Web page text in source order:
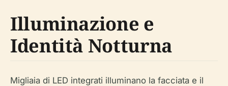
Illuminazione e
Identità Notturna
Migliaia di LED integrati illuminano la facciata e il